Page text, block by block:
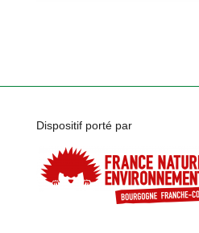
Dispositif porté par